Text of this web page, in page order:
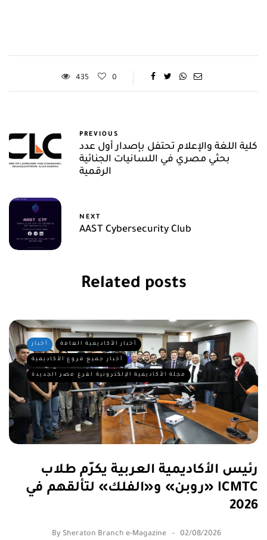
435 0
PREVIOUS
كلية اللغة والإعلام تحتفل بإصدار أول عدد
بحثي مصري في اللسانيات الجنائية
الرقمية
NEXT
AAST Cybersecurity Club
Related posts
أخبار أخبار الأكاديمية العامة
أخبار جميع فروع الأكاديمية
مجلة الأكاديمية الإلكترونية لفرع مصر الجديدة
رئيس الأكاديمية العربية يكرّم طلاب
«روبن» و«الفلك» لتألقهم في ICMTC
2026
By Sheraton Branch e-Magazine 02/08/2026